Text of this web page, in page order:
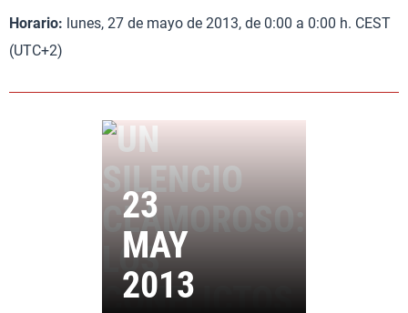
Horario: lunes, 27 de mayo de 2013, de 0:00 a 0:00 h. CEST
(UTC+2)